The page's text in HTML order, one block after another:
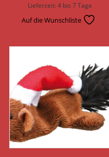
Lieferzeit:4 bis 7 Tage
Auf die Wunschliste